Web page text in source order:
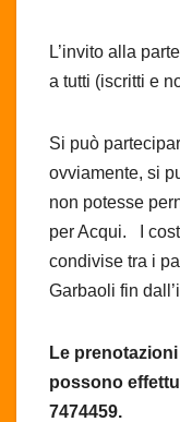
L’invito alla
a tutti (iscritti e
Si può
ovviamente, si
non potesse
per Acqui. I
condivise tra i
Garbaoli fin
Le
possono
7474459.